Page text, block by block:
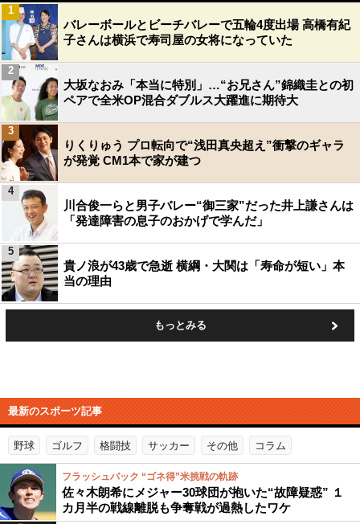
バレーボールとビーチバレーで五輪4度出場 高橋有紀
子さんは横浜で寿司屋の女将になっていた
1
大坂なおみ「本当に特別」…“お兄さん”錦織圭との初
ペアで全米OP混合ダブルス大躍進に期待大
2
りくりゅう プロ転向で“浅田真央超え”衝撃のギャラ
が発覚 CM1本で家が建つ
3
川合俊一らと男子バレー“御三家”だった井上謙さんは
「発達障害の息子のおかげで学んだ」
4
貴ノ浪が43歳で急逝 横綱・大関は「寿命が短い」本
当の理由
5
もっとみる
最新のスポーツ記事
野球 ゴルフ 格闘技 サッカー その他 コラム
フラッシュバック “ゴネ得”米挑戦の軌跡
佐々木朗希にメジャー30球団が抱いた“故障疑惑” １
カ月半の戦線離脱も争奪戦が過熱したワケ